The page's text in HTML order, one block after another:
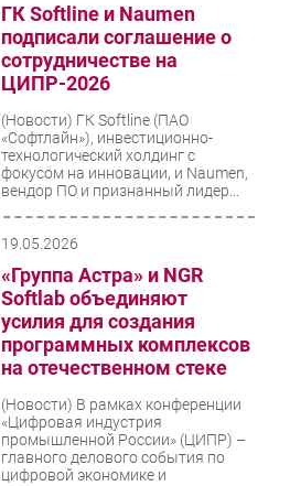
ГК Softline и Naumen
подписали соглашение о
сотрудничестве на
ЦИПР-2026
(Новости) ГК Softline (ПАО
«Софтлайн»), инвестиционно-
технологический холдинг с
фокусом на инновации, и Naumen,
вендор ПО и признанный лидер...
19.05.2026
«Группа Астра» и NGR
Softlab объединяют
усилия для создания
программных комплексов
на отечественном стеке
(Новости) В рамках конференции
«Цифровая индустрия
промышленной России» (ЦИПР) –
главного делового события по
цифровой экономике и